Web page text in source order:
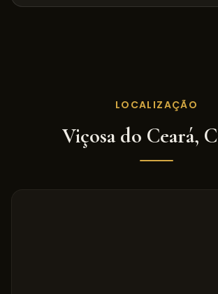
LOCALIZAÇÃO
Viçosa do Ceará,